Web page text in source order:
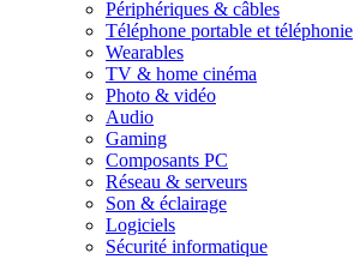
Périphériques & câbles
Téléphone portable et téléphonie
Wearables
TV & home cinéma
Photo & vidéo
Audio
Gaming
Composants PC
Réseau & serveurs
Son & éclairage
Logiciels
Sécurité informatique